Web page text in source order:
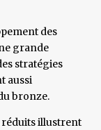
des
grande
stratégies
aussi
bronze.
réduits illustrent